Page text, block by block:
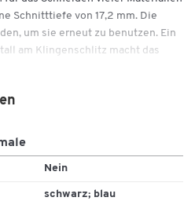
Schnitttiefe von 17,2 mm. Die
um sie erneut zu benutzen. Ein
am Klingenschlitz macht das
Es hat einen Griff
nicht abrutscht. Der ergonomische
ausgezeichnet in der Hand
Nein
schwarz; blau